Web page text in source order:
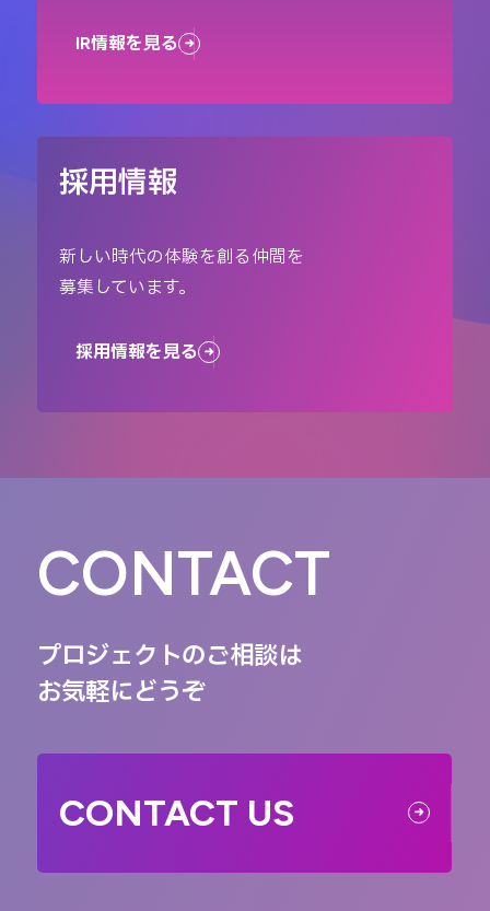
IR情報を見る
採用情報
新しい時代の体験を創る仲間を
募集しています。
採用情報を見る
CONTACT
プロジェクトのご相談は
お気軽にどうぞ
CONTACT US